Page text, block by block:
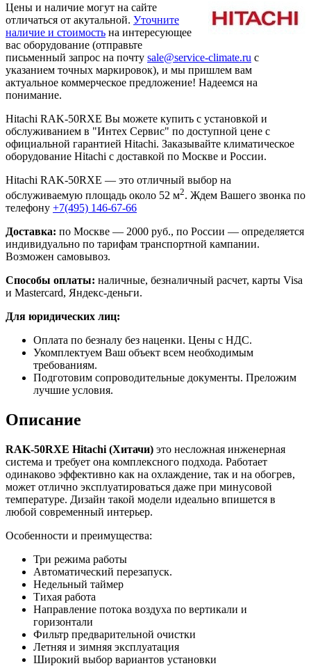
Цены и наличие могут на сайте
отличаться от акутальной. Уточните
наличие и стоимость на интересующее
вас оборудование (отправьте
письменный запрос на почту sale@service-climate.ru с
указанием точных маркировок), и мы пришлем вам
актуальное коммерческое предложение! Надеемся на
понимание.
Hitachi RAK-50RXE Вы можете купить с установкой и
обслуживанием в "Интех Сервис" по доступной цене с
официальной гарантией Hitachi. Заказывайте климатическое
оборудование Hitachi с доставкой по Москве и России.
Hitachi RAK-50RXE — это отличный выбор на
обслуживаемую площадь около 52 м2. Ждем Вашего звонка по
телефону +7(495) 146-67-66
Доставка: по Москве — 2000 руб., по России — определяется
индивидуально по тарифам транспортной кампании.
Возможен самовывоз.
Способы оплаты: наличные, безналичный расчет, карты Visa
и Mastercard, Яндекс-деньги.
Для юридических лиц:
Оплата по безналу без наценки. Цены с НДС.
Укомплектуем Ваш объект всем необходимым
требованиям.
Подготовим сопроводительные документы. Преложим
лучшие условия.
Описание
RAK-50RXE Hitachi (Хитачи) это несложная инженерная
система и требует она комплексного подхода. Работает
одинаково эффективно как на охлаждение, так и на обогрев,
может отлично эксплуатироваться даже при минусовой
температуре. Дизайн такой модели идеально впишется в
любой современный интерьер.
Особенности и преимущества:
Три режима работы
Автоматический перезапуск.
Недельный таймер
Тихая работа
Направление потока воздуха по вертикали и
горизонтали
Фильтр предварительной очистки
Летняя и зимняя эксплуатация
Широкий выбор вариантов установки